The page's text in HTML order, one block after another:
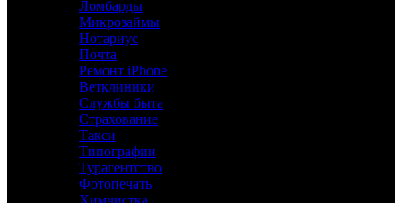
Ломбарды
Микрозаймы
Нотариус
Почта
Ремонт iPhone
Ветклиники
Службы быта
Страхование
Такси
Типографии
Турагентство
Фотопечать
Химчистка